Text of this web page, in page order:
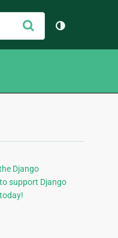
交
切换主题（
Django
support Django